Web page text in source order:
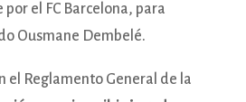
el FC Barcelona, para
Ousmane Dembelé.
el Reglamento General de la